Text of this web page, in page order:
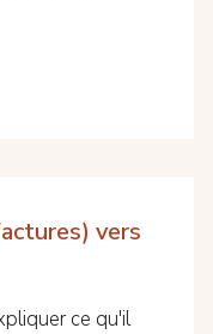
vers
ce qu'il